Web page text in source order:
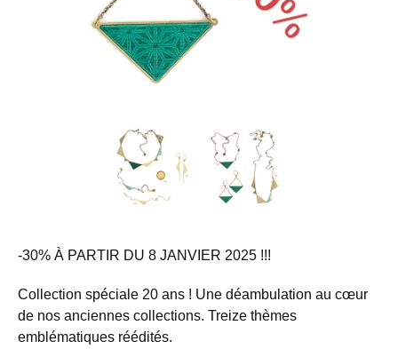
-30% À PARTIR DU 8 JANVIER 2025 !!!
Collection spéciale 20 ans ! Une déambulation au cœur
de nos anciennes collections. Treize thèmes
emblématiques réédités.